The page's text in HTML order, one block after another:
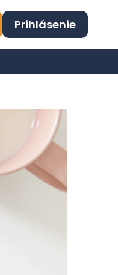
Prihlásenie